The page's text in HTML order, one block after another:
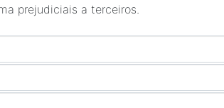
prejudiciais a terceiros.